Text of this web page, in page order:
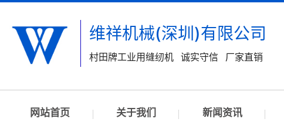
维祥机械(深圳)有限公司
村田牌工业用缝纫机 诚实守信 厂家直销
网站首页 关于我们 新闻资讯